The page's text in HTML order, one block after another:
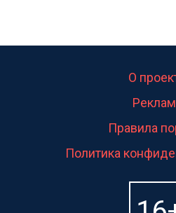
О
Правила
Политика